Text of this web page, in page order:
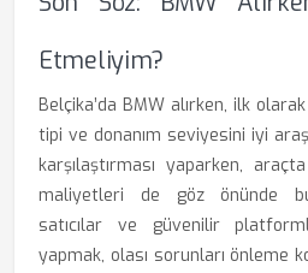
Etmeliyim?
Belçika’da BMW alırken, ilk
tipi ve donanım seviyesini iyi
karşılaştırması yaparken,
maliyetleri de göz önünde
satıcılar ve güvenilir
yapmak, olası sorunları önleme